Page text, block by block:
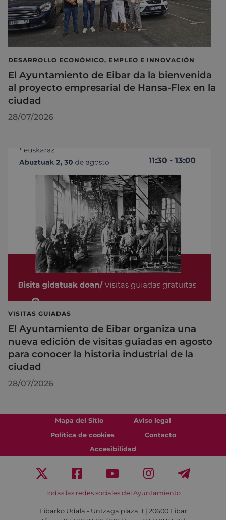
DESARROLLO ECONÓMICO, EMPLEO E INNOVACIÓN
El Ayuntamiento de Eibar da la bienvenida
al proyecto empresarial de Hansa-Flex en la
ciudad
28/07/2026
VISITAS GUIADAS
El Ayuntamiento de Eibar organiza una
nueva edición de visitas guiadas en agosto
para conocer la historia industrial de la
ciudad
28/07/2026
Mapa del Sitio
Aviso legal
Política de cookies
Contacto
Accesibilidad
Todas las redes sociales del Ayuntamiento
Eibarko Udala - Untzaga plaza, 1 | 20600 Eibar